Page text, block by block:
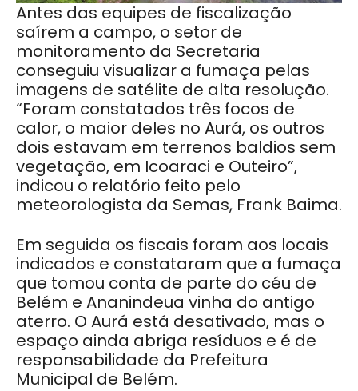
Antes das equipes de fiscalização
saírem a campo, o setor de
monitoramento da Secretaria
conseguiu visualizar a fumaça pelas
imagens de satélite de alta resolução.
“Foram constatados três focos de
calor, o maior deles no Aurá, os outros
dois estavam em terrenos baldios sem
vegetação, em Icoaraci e Outeiro”,
indicou o relatório feito pelo
meteorologista da Semas, Frank Baima.
Em seguida os fiscais foram aos locais
indicados e constataram que a fumaça
que tomou conta de parte do céu de
Belém e Ananindeua vinha do antigo
aterro. O Aurá está desativado, mas o
espaço ainda abriga resíduos e é de
responsabilidade da Prefeitura
Municipal de Belém.